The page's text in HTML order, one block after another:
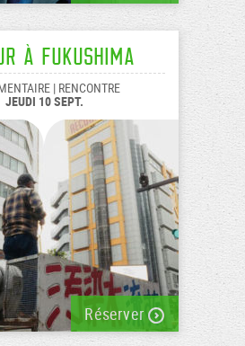
à Fukushima
| RENCONTRE
JEUDI 10 SEPT.
Réserver